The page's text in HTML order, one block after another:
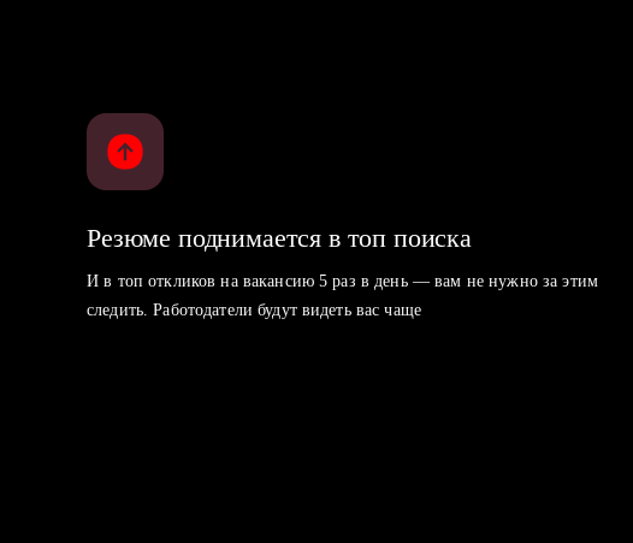
Резюме поднимается в топ поиска
И в топ откликов на вакансию 5 раз в день — вам не нужно за этим
следить. Работодатели будут видеть вас чаще